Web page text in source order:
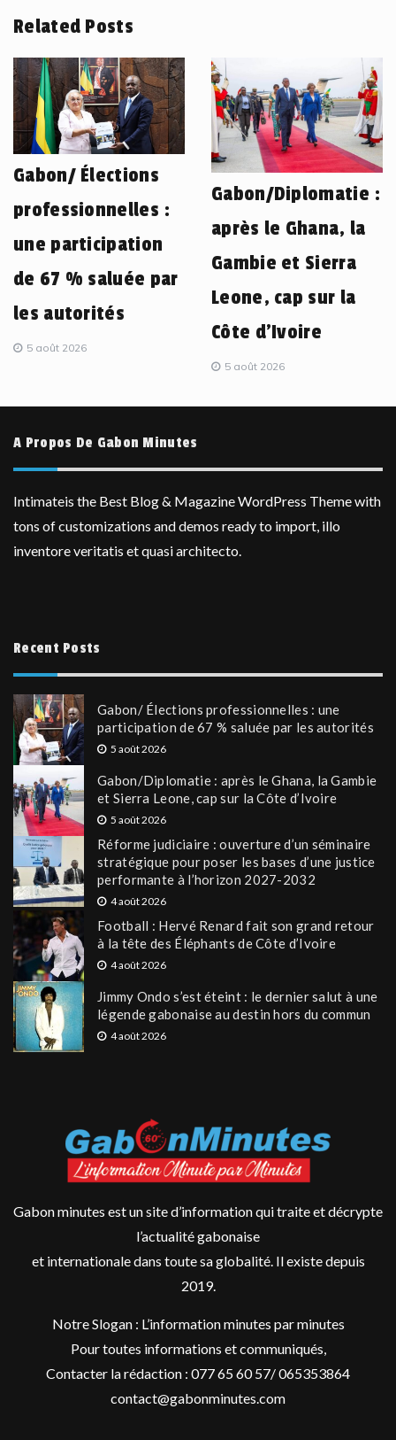
Related Posts
Gabon/ Élections
professionnelles :
une participation
de 67 % saluée par
les autorités
5 août 2026
Gabon/Diplomatie :
après le Ghana, la
Gambie et Sierra
Leone, cap sur la
Côte d’Ivoire
5 août 2026
A Propos De Gabon Minutes
Intimateis the Best Blog & Magazine WordPress Theme with
tons of customizations and demos ready to import, illo
inventore veritatis et quasi architecto.
Recent Posts
Gabon/ Élections professionnelles : une
participation de 67 % saluée par les autorités
5 août 2026
Gabon/Diplomatie : après le Ghana, la Gambie
et Sierra Leone, cap sur la Côte d’Ivoire
5 août 2026
Réforme judiciaire : ouverture d’un séminaire
stratégique pour poser les bases d’une justice
performante à l’horizon 2027-2032
4 août 2026
Football : Hervé Renard fait son grand retour
à la tête des Éléphants de Côte d’Ivoire
4 août 2026
Jimmy Ondo s’est éteint : le dernier salut à une
légende gabonaise au destin hors du commun
4 août 2026
Gabon minutes est un site d’information qui traite et décrypte
l’actualité gabonaise
et internationale dans toute sa globalité. Il existe depuis
2019.
Notre Slogan : L’information minutes par minutes
Pour toutes informations et communiqués,
Contacter la rédaction : 077 65 60 57/ 065353864
contact@gabonminutes.com